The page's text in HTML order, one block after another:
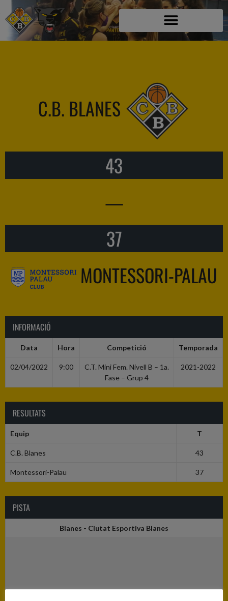
C.B. BLANES
43
—
37
MONTESSORI-PALAU
INFORMACIÓ
Data Hora Competició Temporada
02/04/2022 9:00
C.T. Mini Fem. Nivell B – 1a.
Fase – Grup 4
2021-2022
RESULTATS
Equip T
C.B. Blanes 43
Montessori-Palau 37
PISTA
Blanes - Ciutat Esportiva Blanes